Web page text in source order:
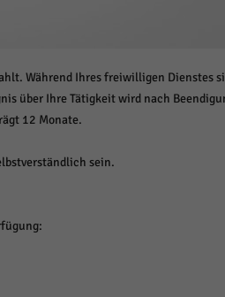
Während Ihres freiwilligen Dienstes
über Ihre Tätigkeit wird nach
12 Monate.
sein.
grundlegende Funktionen und sind für
Cookie-Informationen anzeigen
anonym. Diese Informationen
von Drittanbietern oder Publishern
dies, indem sie Besucher über Websites